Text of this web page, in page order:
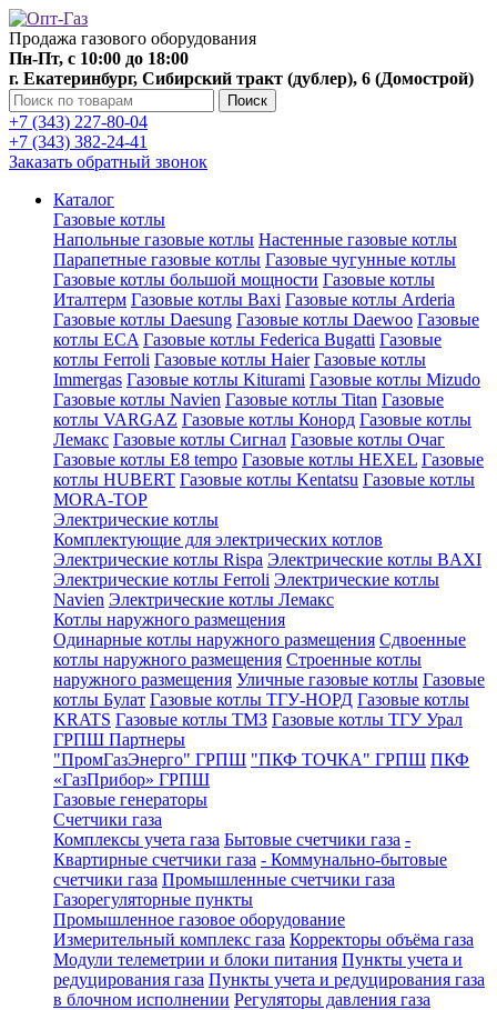
Продажа газового оборудования
Пн-Пт, с 10:00 до 18:00
г. Екатеринбург, Сибирский тракт (дублер), 6 (Домострой)
Поиск
+7 (343) 227-80-04
+7 (343) 382-24-41
Заказать обратный звонок
Каталог
Газовые котлы
Напольные газовые котлы Настенные газовые котлы
Парапетные газовые котлы Газовые чугунные котлы
Газовые котлы большой мощности Газовые котлы
Италтерм Газовые котлы Baxi Газовые котлы Arderia
Газовые котлы Daesung Газовые котлы Daewoo Газовые
котлы ECA Газовые котлы Federica Bugatti Газовые
котлы Ferroli Газовые котлы Haier Газовые котлы
Immergas Газовые котлы Kiturami Газовые котлы Mizudo
Газовые котлы Navien Газовые котлы Titan Газовые
котлы VARGAZ Газовые котлы Конорд Газовые котлы
Лемакс Газовые котлы Сигнал Газовые котлы Очаг
Газовые котлы E8 tempo Газовые котлы HEXEL Газовые
котлы HUBERT Газовые котлы Kentatsu Газовые котлы
MORA-TOP
Электрические котлы
Комплектующие для электрических котлов
Электрические котлы Rispa Электрические котлы BAXI
Электрические котлы Ferroli Электрические котлы
Navien Электрические котлы Лемакс
Котлы наружного размещения
Одинарные котлы наружного размещения Сдвоенные
котлы наружного размещения Строенные котлы
наружного размещения Уличные газовые котлы Газовые
котлы Булат Газовые котлы ТГУ-НОРД Газовые котлы
KRATS Газовые котлы ТМЗ Газовые котлы ТГУ Урал
ГРПШ Партнеры
"ПромГазЭнерго" ГРПШ "ПКФ ТОЧКА" ГРПШ ПКФ
«ГазПрибор» ГРПШ
Газовые генераторы
Счетчики газа
Комплексы учета газа Бытовые счетчики газа -
Квартирные счетчики газа - Коммунально-бытовые
счетчики газа Промышленные счетчики газа
Газорегуляторные пункты
Промышленное газовое оборудование
Измерительный комплекс газа Корректоры объёма газа
Модули телеметрии и блоки питания Пункты учета и
редуцирования газа Пункты учета и редуцирования газа
в блочном исполнении Регуляторы давления газа